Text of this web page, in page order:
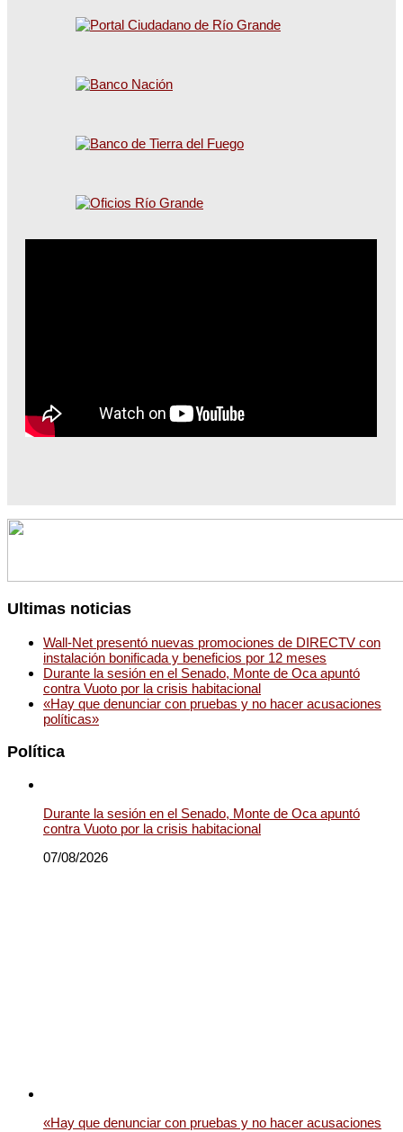
Ultimas noticias
Wall-Net presentó nuevas promociones de DIRECTV con
instalación bonificada y beneficios por 12 meses
Durante la sesión en el Senado, Monte de Oca apuntó
contra Vuoto por la crisis habitacional
«Hay que denunciar con pruebas y no hacer acusaciones
políticas»
Política
Durante la sesión en el Senado, Monte de Oca apuntó
contra Vuoto por la crisis habitacional
07/08/2026
«Hay que denunciar con pruebas y no hacer acusaciones